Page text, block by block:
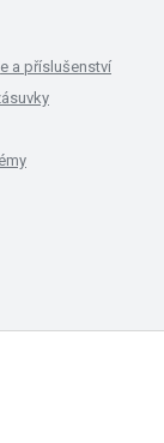
a příslušenství